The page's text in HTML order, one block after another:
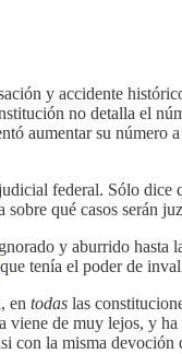
y accidente
no detalla el
aumentar su número
federal. Sólo
qué casos serán
y aburrido
que tenía el poder de
en todas las
de muy lejos, y
la misma